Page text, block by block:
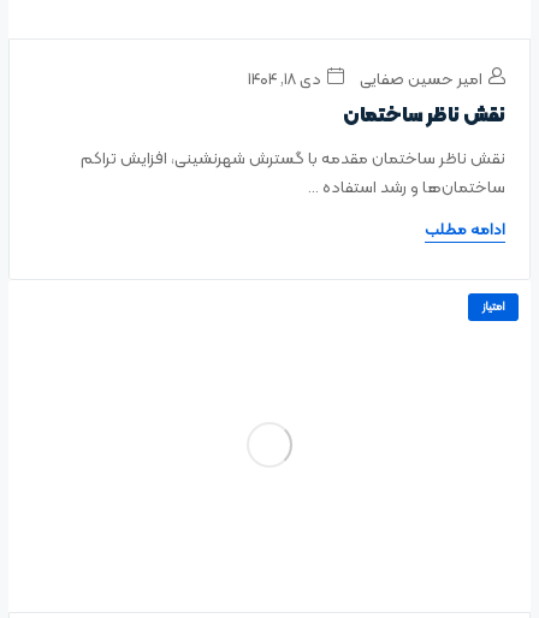
امیر حسین صفایی دی ۱۸, ۱۴۰۴
نقش ناظر ساختمان
نقش ناظر ساختمان مقدمه با گسترش شهرنشینی، افزایش تراکم
ساختمان‌ها و رشد استفاده ...
ادامه مطلب
امتیاز